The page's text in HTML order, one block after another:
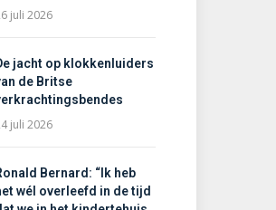
juli 2026
jacht op klokkenluiders
de Britse
juli 2026
Bernard: “Ik heb
wél overleefd in de tijd